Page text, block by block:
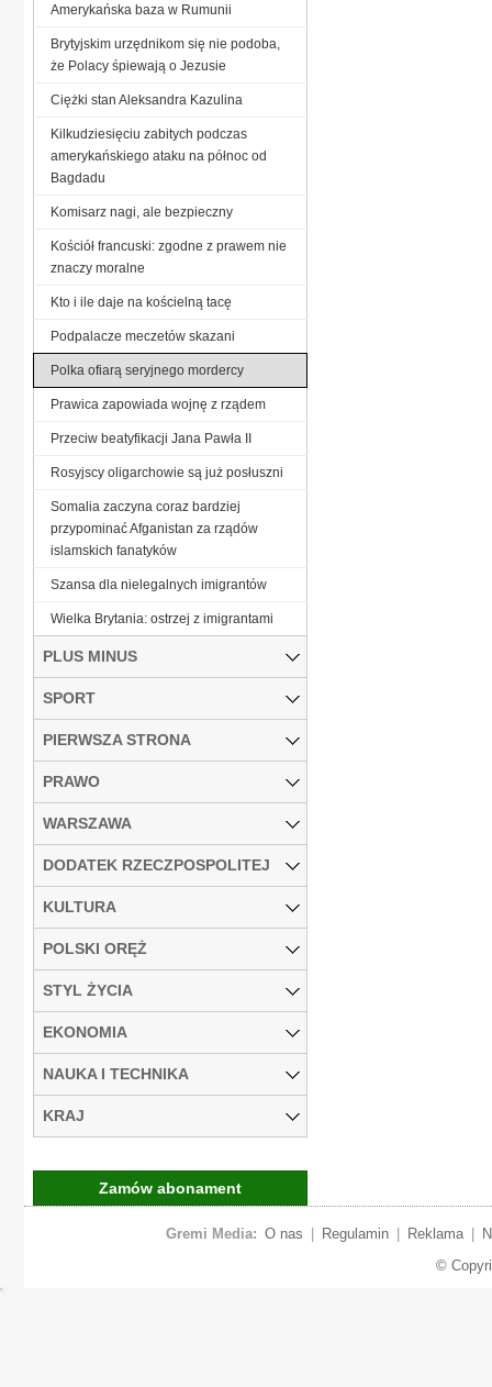
Amerykańska baza w Rumunii
Brytyjskim urzędnikom się nie podoba,
że Polacy śpiewają o Jezusie
Ciężki stan Aleksandra Kazulina
Kilkudziesięciu zabitych podczas
amerykańskiego ataku na północ od
Bagdadu
Komisarz nagi, ale bezpieczny
Kościół francuski: zgodne z prawem nie
znaczy moralne
Kto i ile daje na kościelną tacę
Podpalacze meczetów skazani
Polka ofiarą seryjnego mordercy
Prawica zapowiada wojnę z rządem
Przeciw beatyfikacji Jana Pawła II
Rosyjscy oligarchowie są już posłuszni
Somalia zaczyna coraz bardziej
przypominać Afganistan za rządów
islamskich fanatyków
Szansa dla nielegalnych imigrantów
Wielka Brytania: ostrzej z imigrantami
PLUS MINUS
SPORT
PIERWSZA STRONA
PRAWO
WARSZAWA
DODATEK RZECZPOSPOLITEJ
KULTURA
POLSKI ORĘŻ
STYL ŻYCIA
EKONOMIA
NAUKA I TECHNIKA
KRAJ
Zamów abonament
Gremi Media: O nas Regulamin Reklama
©